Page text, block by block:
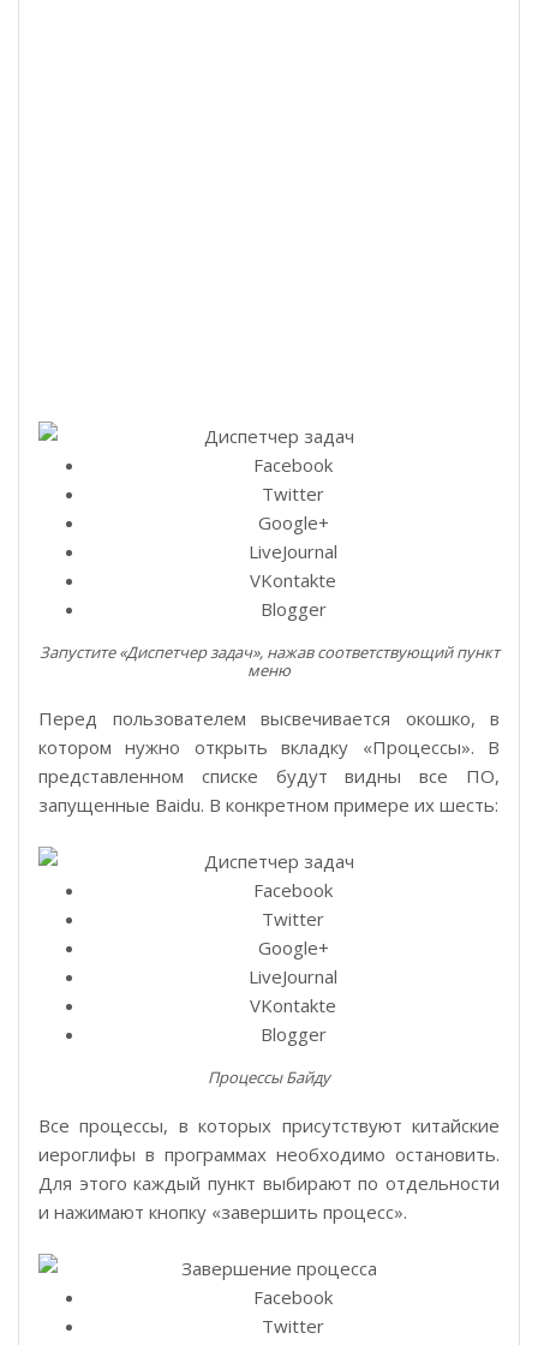
Facebook
Twitter
Google+
LiveJournal
VKontakte
Blogger
Запустите «Диспетчер задач», нажав соответствующий пункт
меню
Перед пользователем высвечивается окошко, в
котором нужно открыть вкладку «Процессы». В
представленном списке будут видны все ПО,
запущенные Baidu. В конкретном примере их шесть:
Facebook
Twitter
Google+
LiveJournal
VKontakte
Blogger
Процессы Байду
Все процессы, в которых присутствуют китайские
иероглифы в программах необходимо остановить.
Для этого каждый пункт выбирают по отдельности
и нажимают кнопку «завершить процесс».
Facebook
Twitter